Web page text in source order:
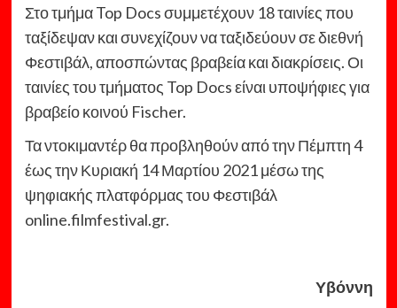
Στο τμήμα Top Docs συμμετέχουν 18 ταινίες που
ταξίδεψαν και συνεχίζουν να ταξιδεύουν σε διεθνή
Φεστιβάλ, αποσπώντας βραβεία και διακρίσεις. Οι
ταινίες του τμήματος Top Docs είναι υποψήφιες για
βραβείο κοινού Fischer.
Τα ντοκιμαντέρ θα προβληθούν από την Πέμπτη 4
έως την Κυριακή 14 Μαρτίου 2021 μέσω της
ψηφιακής πλατφόρμας του Φεστιβάλ
online.filmfestival.gr.
Υβόννη